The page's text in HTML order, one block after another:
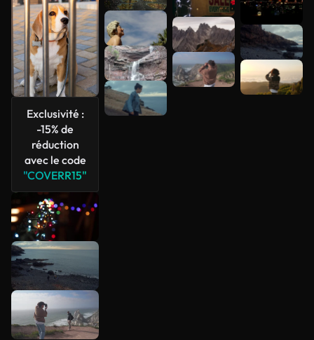
Exclusivité :
-15% de
réduction
avec le code
"COVERR15"
Voir plus